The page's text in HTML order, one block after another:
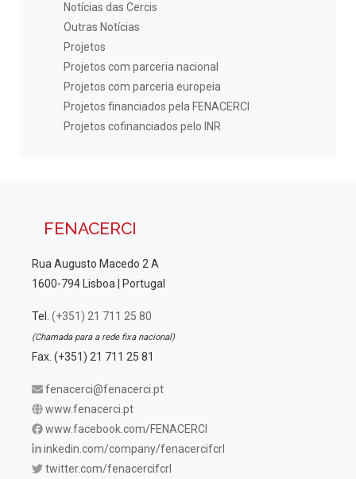
Notícias das Cercis
Outras Notícias
Projetos
Projetos com parceria nacional
Projetos com parceria europeia
Projetos financiados pela FENACERCI
Projetos cofinanciados pelo INR
FENACERCI
Rua Augusto Macedo 2 A
1600-794 Lisboa | Portugal
Tel. (+351) 21 711 25 80
(Chamada para a rede fixa nacional)
Fax. (+351) 21 711 25 81
fenacerci@fenacerci.pt
www.fenacerci.pt
www.facebook.com/FENACERCI
inkedin.com/company/fenacercifcrl
twitter.com/fenacercifcrl